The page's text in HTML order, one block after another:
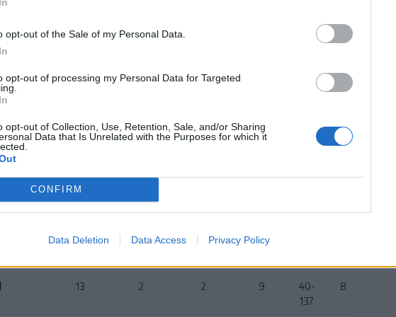
opt-out of the Sale of my Personal Data.
opt-out of processing my Personal Data for Targeted
opt-out of Collection, Use, Retention, Sale, and/or Sharing
Data that Is Unrelated with the Purposes for which it
CONFIRM
Data Deletion Data Access Privacy Policy
Gólk. Pont
33
13 9 1 3 28
13 6 1 6
58-
19
13 2 2 9
40-
137
8